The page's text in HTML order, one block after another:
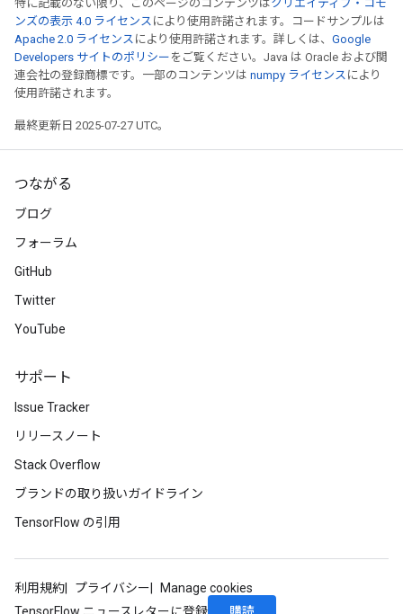
特に記載のない限り、このページのコンテンツはクリエイティブ・コモ
ンズの表示 4.0 ライセンス により使用許諾されます。コードサンプルは
Apache 2.0 ライセンス により使用許諾されます。詳しくは、 Google
Developers サイトのポリシー をご覧ください。Java は Oracle および関
連会社の登録商標です。一部のコンテンツは numpy ライセンス により
使用許諾されます。
最終更新日 2025-07-27 UTC。
つながる
ブログ
フォーラム
GitHub
Twitter
YouTube
サポート
Issue Tracker
リリースノート
Stack Overflow
ブランドの取り扱いガイドライン
TensorFlow の引用
利用規約 プライバシー
Manage cookies